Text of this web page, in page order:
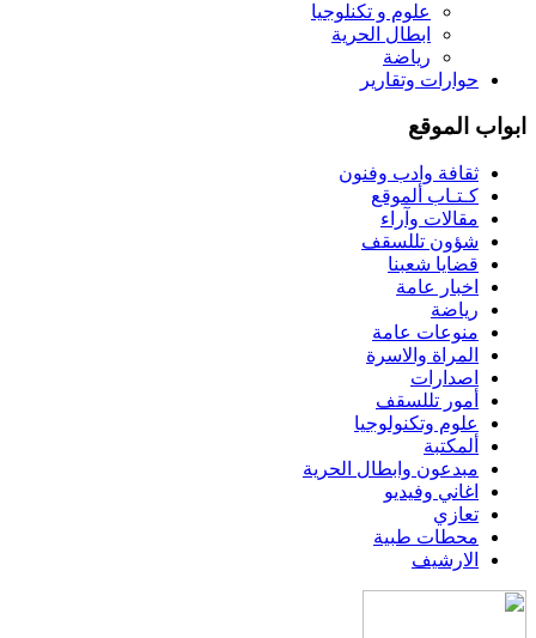
علوم و تکنلوجیا
ابطال الحرية
رياضة
حوارات وتقارير
ابواب الموقع
ثقافة وادب وفنون
كـتـاب ألموقع
مقالات وآراء
شؤون تللسقف
قضايا شعبنا
اخبار عامة
رياضة
منوعات عامة
المراة والاسرة
اصدارات
أمور تللسقف
علوم وتكنولوجيا
ألمكتبة
مبدعون وابطال الحرية
اغاني وفيديو
تعازي
محطات طبية
الارشيف